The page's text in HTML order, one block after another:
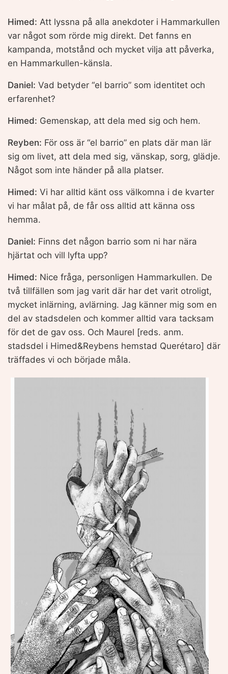
Himed: Att lyssna på alla anekdoter i Hammarkullen
var något som rörde mig direkt. Det fanns en
kampanda, motstånd och mycket vilja att påverka,
en Hammarkullen-känsla.
Daniel: Vad betyder “el barrio” som identitet och
erfarenhet?
Himed: Gemenskap, att dela med sig och hem.
Reyben: För oss är “el barrio” en plats där man lär
sig om livet, att dela med sig, vänskap, sorg, glädje.
Något som inte händer på alla platser.
Himed: Vi har alltid känt oss välkomna i de kvarter
vi har målat på, de får oss alltid att känna oss
hemma.
Daniel: Finns det någon barrio som ni har nära
hjärtat och vill lyfta upp?
Himed: Nice fråga, personligen Hammarkullen. De
två tillfällen som jag varit där har det varit otroligt,
mycket inlärning, avlärning. Jag känner mig som en
del av stadsdelen och kommer alltid vara tacksam
för det de gav oss. Och Maurel [reds. anm.
stadsdel i Himed&Reybens hemstad Querétaro] där
träffades vi och började måla.